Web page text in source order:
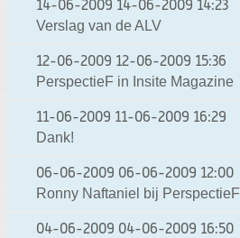
14-06-2009 14-06-2009 14:23
Verslag van de ALV
12-06-2009 12-06-2009 15:36
PerspectieF in Insite Magazine
11-06-2009 11-06-2009 16:29
Dank!
06-06-2009 06-06-2009 12:00
Ronny Naftaniel bij PerspectieF
04-06-2009 04-06-2009 16:50